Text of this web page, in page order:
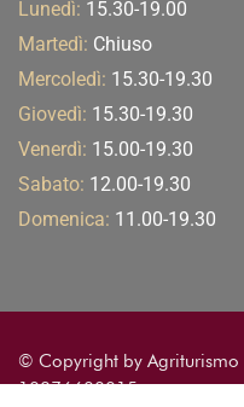
Lunedì: 15.30-19.00
Martedì: Chiuso
Mercoledì: 15.30-19.30
Giovedì: 15.30-19.30
Venerdì: 15.00-19.30
Sabato: 12.00-19.30
Domenica: 11.00-19.30
© Copyright by Agriturismo
10876600015